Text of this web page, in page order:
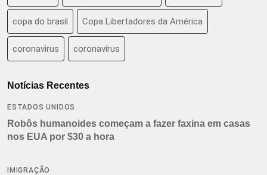
copa do brasil Copa Libertadores da América
coronavirus coronavírus
Notícias Recentes
ESTADOS UNIDOS
Robôs humanoides começam a fazer faxina em casas
nos EUA por $30 a hora
IMIGRAÇÃO